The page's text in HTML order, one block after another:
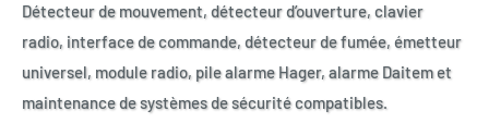
Détecteur de mouvement, détecteur d’ouverture, clavier
radio, interface de commande, détecteur de fumée, émetteur
universel, module radio, pile alarme Hager, alarme Daitem et
maintenance de systèmes de sécurité compatibles.